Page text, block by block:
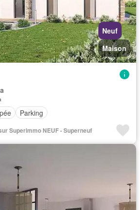
Neuf
Maison
Parking
Superimmo NEUF - Superneuf